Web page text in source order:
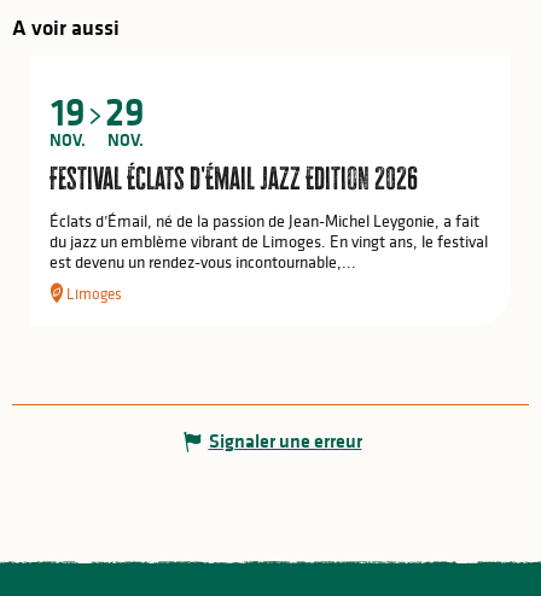
A voir aussi
19
NOV.
29
NOV.
Festival Éclats d'Émail Jazz Edition 2026
Éclats d’Émail, né de la passion de Jean-Michel Leygonie, a fait
du jazz un emblème vibrant de Limoges. En vingt ans, le festival
est devenu un rendez-vous incontournable,...
Limoges
Signaler une erreur